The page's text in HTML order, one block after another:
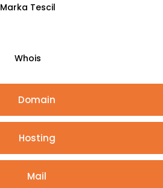
Marka Tescil
Whois
Domain
Hosting
Mail